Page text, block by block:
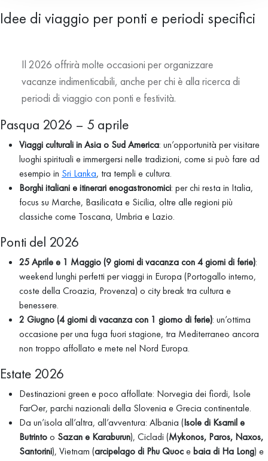
Idee di viaggio per ponti e periodi specifici
Il 2026 offrirà molte occasioni per organizzare
vacanze indimenticabili, anche per chi è alla ricerca di
periodi di viaggio con ponti e festività.
Pasqua 2026 – 5 aprile
Viaggi culturali in Asia o Sud America: un’opportunità per visitare
luoghi spirituali e immergersi nelle tradizioni, come si può fare ad
esempio in Sri Lanka, tra templi e cultura.
Borghi italiani e itinerari enogastronomici: per chi resta in Italia,
focus su Marche, Basilicata e Sicilia, oltre alle regioni più
classiche come Toscana, Umbria e Lazio.
Ponti del 2026
25 Aprile e 1 Maggio(9 giorni di vacanza con 4 giorni di ferie):
weekend lunghi perfetti per viaggi in Europa (Portogallo interno,
coste della Croazia, Provenza) o city break tra cultura e
benessere.
2 Giugno (4 giorni di vacanza con 1 giorno di ferie): un’ottima
occasione per una fuga fuori stagione, tra Mediterraneo ancora
non troppo affollato e mete nel Nord Europa.
Estate 2026
Destinazioni green e poco affollate: Norvegia dei fiordi, Isole
FarOer, parchi nazionali della Slovenia e Grecia continentale.
Da un’isola all’altra, all’avventura: Albania (Isole di Ksamil e
Butrintoo Sazan e Karaburun), Cicladi (Mykonos, Paros, Naxos,
Santorini), Vietnam (arcipelago di Phu Quoce baia di Ha Long) e